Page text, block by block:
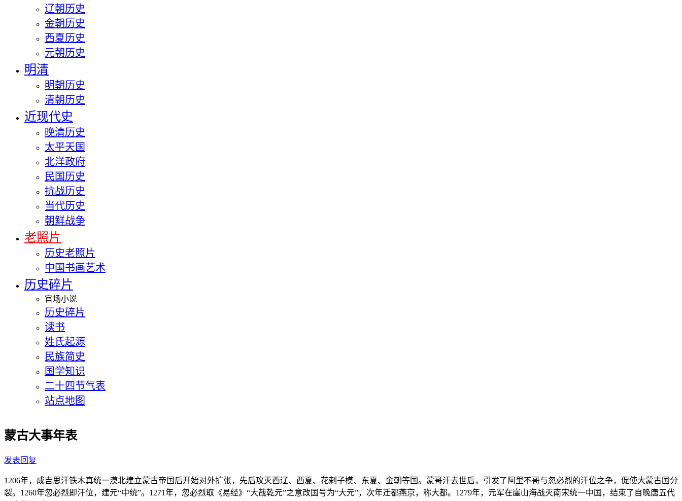
辽朝历史
金朝历史
西夏历史
元朝历史
明清
明朝历史
清朝历史
近现代史
晚清历史
太平天国
北洋政府
民国历史
抗战历史
当代历史
朝鲜战争
老照片
历史老照片
中国书画艺术
历史碎片
官场小说
历史碎片
读书
姓氏起源
民族简史
国学知识
二十四节气表
站点地图
蒙古大事年表
发表回复
1206年，成吉思汗铁木真统一漠北建立蒙古帝国后开始对外扩张，先后攻灭西辽、西夏、花剌子模、东夏、金朝等国。蒙哥汗去世后，引发了阿里不哥与忽必烈的汗位之争，促使大蒙古国分
裂。1260年忽必烈即汗位，建元“中统”。1271年，忽必烈取《易经》“大哉乾元”之意改国号为“大元”，次年迁都燕京，称大都。1279年，元军在崖山海战灭南宋统一中国，结束了自晚唐五代